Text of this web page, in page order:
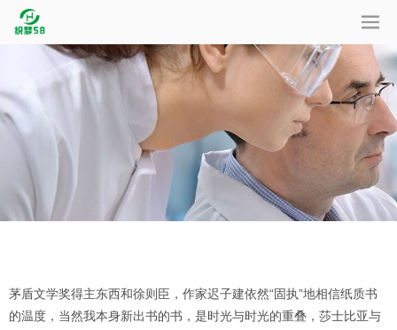
茅盾文学奖得主东西和徐则臣，作家迟子建依然“固执”地相信纸质书
的温度，当然我本身新出书的书，是时光与时光的重叠，莎士比亚与